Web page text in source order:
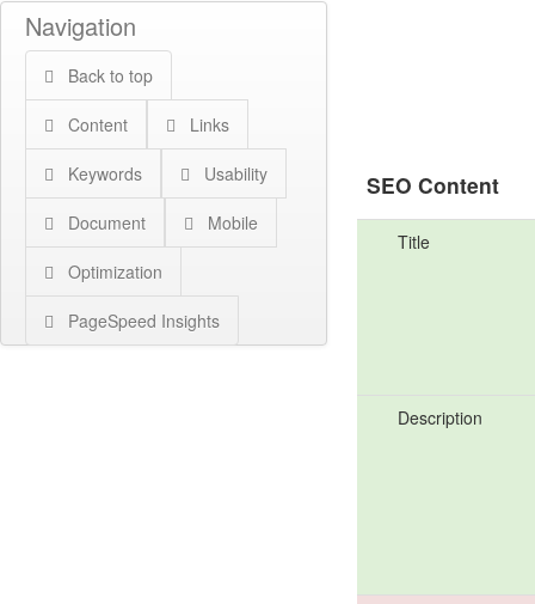
Navigation
Back to top
Content Links
Keywords Usability
Document Mobile
Optimization
PageSpeed Insights
SEO Content
Title
Description